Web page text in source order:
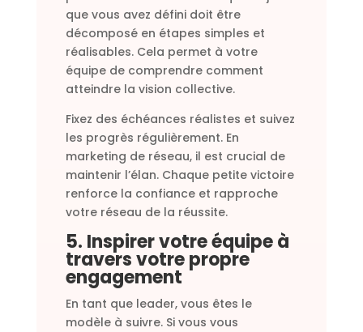
que vous avez défini doit être
décomposé en étapes simples et
réalisables. Cela permet à votre
équipe de comprendre comment
atteindre la vision collective.
Fixez des échéances réalistes et suivez
les progrès régulièrement. En
marketing de réseau, il est crucial de
maintenir l’élan. Chaque petite victoire
renforce la confiance et rapproche
votre réseau de la réussite.
5. Inspirer votre équipe à
travers votre propre
engagement
En tant que leader, vous êtes le
modèle à suivre. Si vous vous